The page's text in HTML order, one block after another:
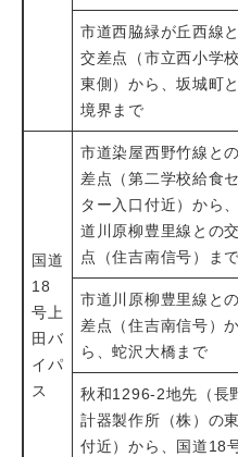
市道西脇緑が丘西線
交差点（市立西小学
東側）から、坂城町
境界まで
国道
18
号上
田バ
イパ
ス
市道染屋西野竹線と
差点（第二学校給食
ター入口付近）から
道川原柳豊里線との
点（住吉南信号）まで
市道川原柳豊里線と
差点（住吉南信号）か
ら、蛇沢大橋まで
秋和1296-2地先（長
計器製作所（株）の
付近）から、国道18